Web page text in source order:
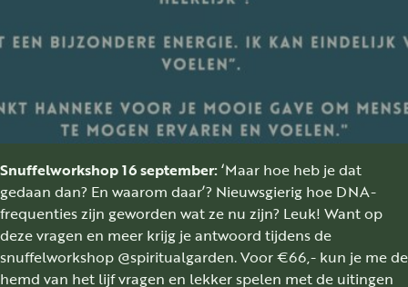
Snuffelworkshop 16 september:‘Maar hoe heb je dat
gedaan dan? En waarom daar’? Nieuwsgierig hoe DNA-
frequenties zijn geworden wat ze nu zijn? Leuk! Want op
deze vragen en meer krijg je antwoord tijdens de
snuffelworkshop @spiritualgarden. Voor €66,- kun je me de
hemd van het lijf vragen en lekker spelen met de uitingen